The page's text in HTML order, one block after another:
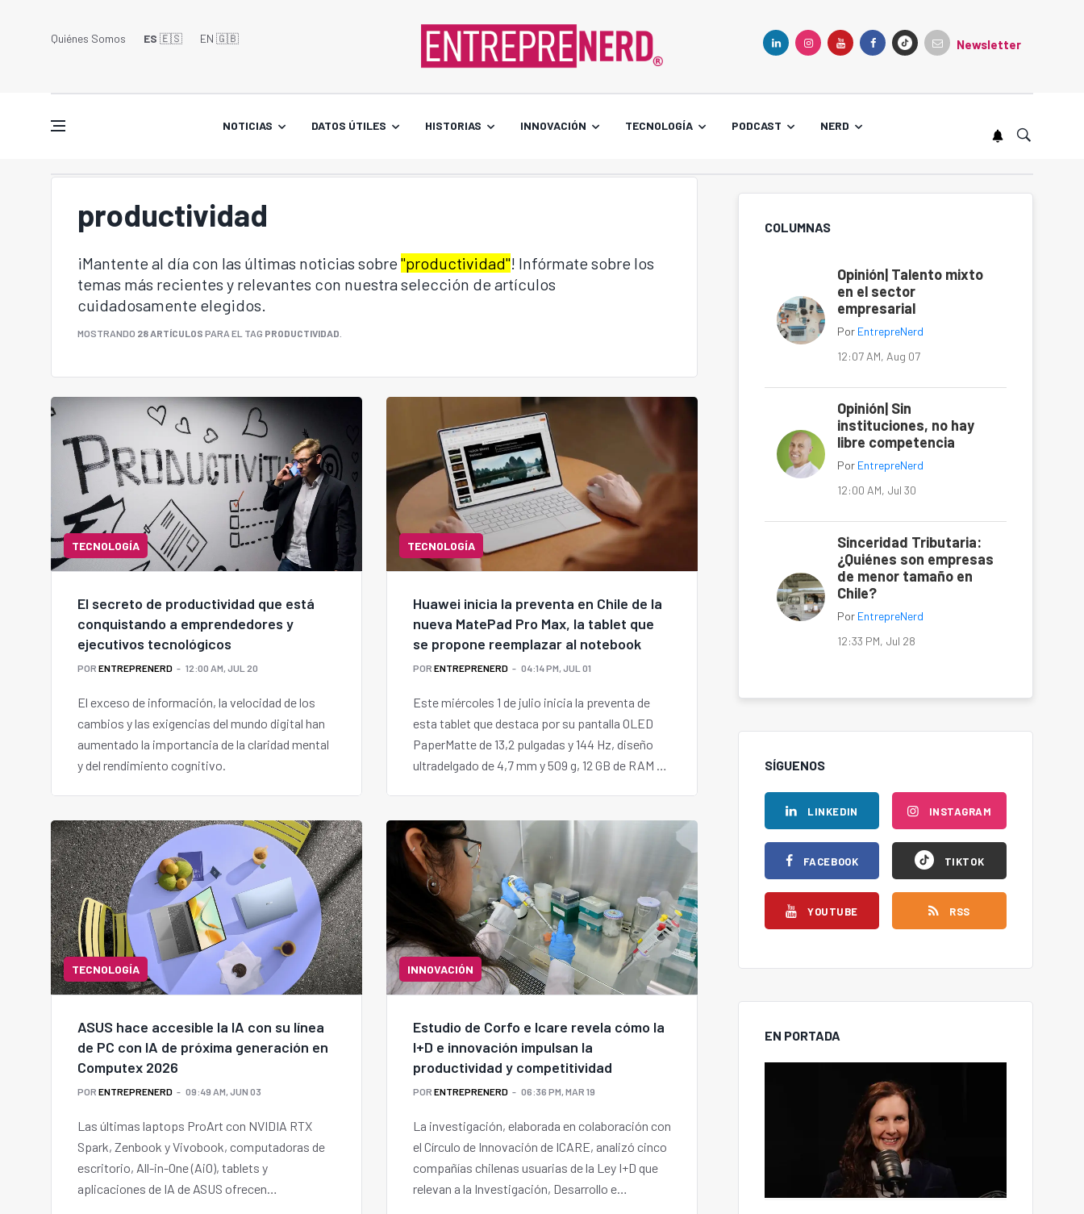
Quiénes Somos ES 🇪🇸 EN 🇬🇧󠁢󠁥󠁮󠁧󠁿 Newsletter
NOTICIAS DATOS ÚTILES HISTORIAS INNOVACIÓN TECNOLOGÍA PODCAST NERD
productividad
¡Mantente al día con las últimas noticias sobre "productividad"! Infórmate sobre los
temas más recientes y relevantes con nuestra selección de artículos
cuidadosamente elegidos.
MOSTRANDO 28 ARTÍCULOS PARA EL TAG PRODUCTIVIDAD
TECNOLOGÍA
El secreto de productividad que está
conquistando a emprendedores y
ejecutivos tecnológicos
POR ENTREPRENERD 12:00 AM, JUL 20
El exceso de información, la velocidad de los
cambios y las exigencias del mundo digital han
aumentado la importancia de la claridad mental
y del rendimiento cognitivo.
TECNOLOGÍA
Huawei inicia la preventa en Chile de la
nueva MatePad Pro Max, la tablet que
se propone reemplazar al notebook
POR ENTREPRENERD 04:14 PM, JUL 01
Este miércoles 1 de julio inicia la preventa de
esta tablet que destaca por su pantalla OLED
PaperMatte de 13,2 pulgadas y 144 Hz, diseño
ultradelgado de 4,7 mm y 509 g, 12 GB de RAM y
compatibilidad con HUAWEI M-Pencil Pro y una
batería de 10.400 mAh con hasta 14,5 horas de
autonomía.
TECNOLOGÍA
ASUS hace accesible la IA con su línea
de PC con IA de próxima generación en
Computex 2026
POR ENTREPRENERD 09:49 AM, JUN 03
Las últimas laptops ProArt con NVIDIA RTX
Spark, Zenbook y Vivobook, computadoras de
escritorio, All-in-One (AiO), tablets y
aplicaciones de IA de ASUS ofrecen
INNOVACIÓN
Estudio de Corfo e Icare revela cómo la
I+D e innovación impulsan la
productividad y competitividad
POR ENTREPRENERD 06:36 PM, MAR 19
La investigación, elaborada en colaboración con
el Círculo de Innovación de ICARE, analizó cinco
compañías chilenas usuarias de la Ley I+D que
relevan a la Investigación, Desarrollo e
COLUMNAS
Opinión| Talento mixto
en el sector
empresarial
Por EntrepreNerd
12:07 AM, Aug 07
Opinión| Sin
instituciones, no hay
libre competencia
Por EntrepreNerd
12:00 AM, Jul 30
Sinceridad Tributaria:
¿Quiénes son empresas
de menor tamaño en
Chile?
Por EntrepreNerd
12:33 PM, Jul 28
SÍGUENOS
LINKEDIN
FACEBOOK
YOUTUBE
INSTAGRAM
TIKTOK
RSS
EN PORTADA